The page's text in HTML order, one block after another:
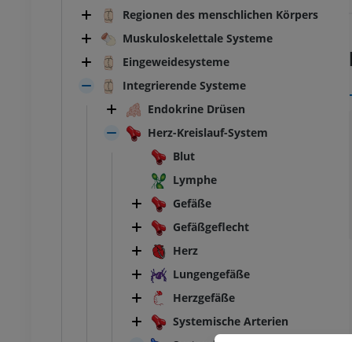
Regionen des menschlichen Körpers
Muskuloskelettale Systeme
Eingeweidesysteme
Integrierende Systeme
Endokrine Drüsen
Herz-Kreislauf-System
Blut
Lymphe
Gefäße
Gefäßgeflecht
Herz
Lungengefäße
Herzgefäße
Systemische Arterien
SPRUNGGELENK-FUSS